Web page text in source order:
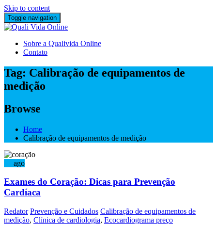
Skip to content
Toggle navigation
Sobre a Qualivida Online
Contato
Tag: Calibração de equipamentos de
medição
Browse
Home
Calibração de equipamentos de medição
ago
Exames do Coração: Dicas para Prevenção
Cardíaca
Redator Prevenção e Cuidados Calibração de equipamentos de
medição, Clínica de cardiologia, Ecocardiograma preço